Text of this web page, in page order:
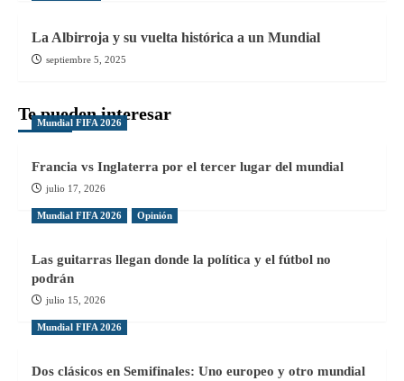
La Albirroja y su vuelta histórica a un Mundial
septiembre 5, 2025
Te pueden interesar
Mundial FIFA 2026
Francia vs Inglaterra por el tercer lugar del mundial
julio 17, 2026
Mundial FIFA 2026 Opinión
Las guitarras llegan donde la política y el fútbol no
podrán
julio 15, 2026
Mundial FIFA 2026
Dos clásicos en Semifinales: Uno europeo y otro mundial